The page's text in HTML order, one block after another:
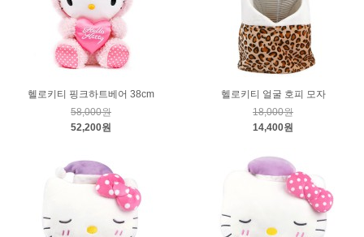
헬로키티 핑크하트베어 38cm
58,000원
52,200원
헬로키티 얼굴 호피 모자
18,000원
14,400원